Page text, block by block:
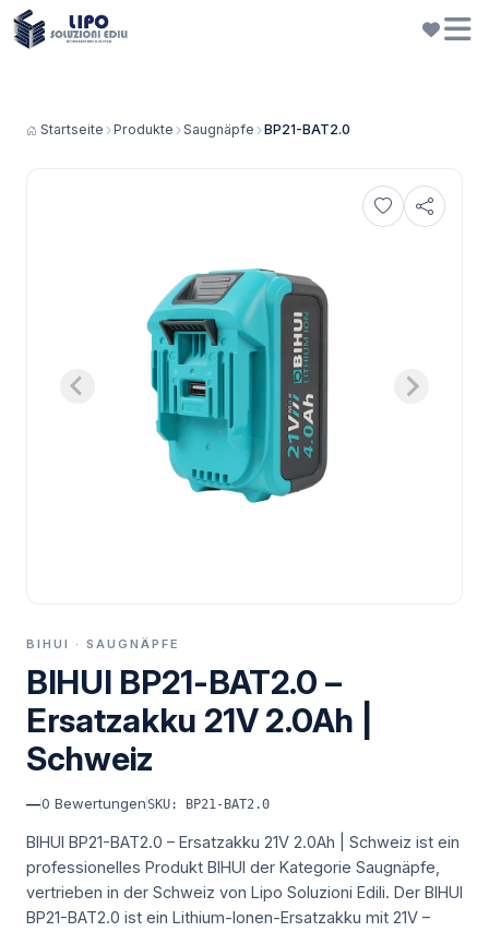
Startseite Produkte Saugnäpfe BP21-BAT2.0
BIHUI · SAUGNÄPFE
BIHUI BP21-BAT2.0 –
Ersatzakku 21V 2.0Ah |
Schweiz
—0 BewertungenSKU: BP21-BAT2.0
BIHUI BP21-BAT2.0 – Ersatzakku 21V 2.0Ah | Schweiz ist ein
professionelles Produkt BIHUI der Kategorie Saugnäpfe,
vertrieben in der Schweiz von Lipo Soluzioni Edili. Der BIHUI
BP21-BAT2.0 ist ein Lithium-Ionen-Ersatzakku mit 21V –